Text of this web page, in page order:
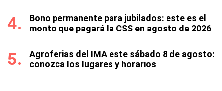
Bono permanente para jubilados: este es el
monto que pagará la CSS en agosto de 2026
Agroferias del IMA este sábado 8 de agosto:
conozca los lugares y horarios